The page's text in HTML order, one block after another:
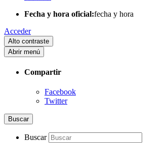
Fecha y hora oficial:fecha y hora
Acceder
Alto contraste
Abrir menú
Compartir
Facebook
Twitter
Buscar
Buscar